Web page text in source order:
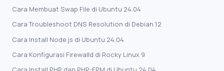
Cara Membuat Swap File di Ubuntu 24.04
Cara Troubleshoot DNS Resolution di Debian 12
Cara Install Node.js di Ubuntu 24.04
Cara Konfigurasi Firewalld di Rocky Linux 9